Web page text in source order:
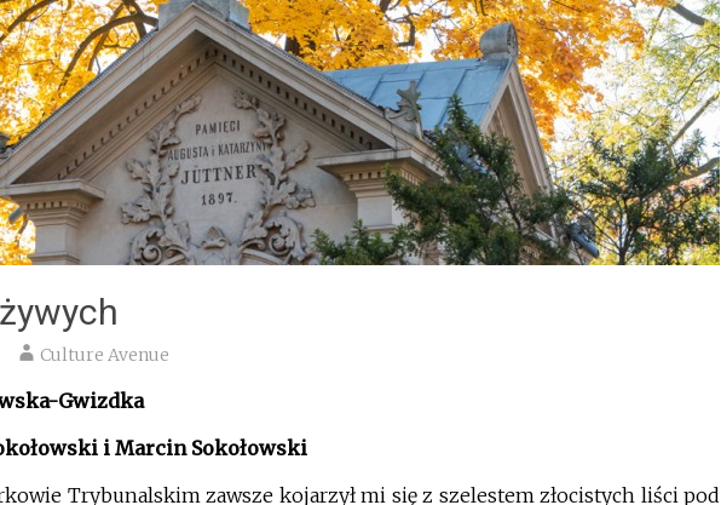
Culture Avenue
Gwizdka
i Marcin Sokołowski
Trybunalskim zawsze kojarzył mi się z szelestem złocistych liści pod